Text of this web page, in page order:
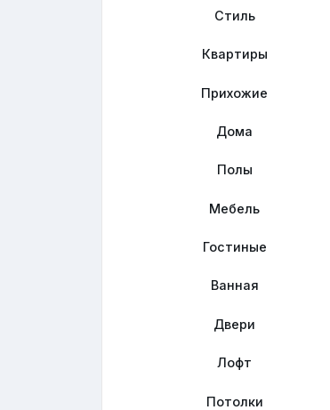
Стиль
Квартиры
Прихожие
Дома
Полы
Мебель
Гостиные
Ванная
Двери
Лофт
Потолки